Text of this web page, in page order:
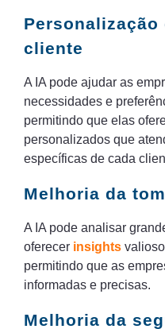
Personalização
cliente
A IA pode ajudar as
necessidades e
permitindo que elas
personalizados que
específicas de cada
Melhoria da
A IA pode analisar
oferecer insights
permitindo que as
informadas e precisas.
Melhoria da